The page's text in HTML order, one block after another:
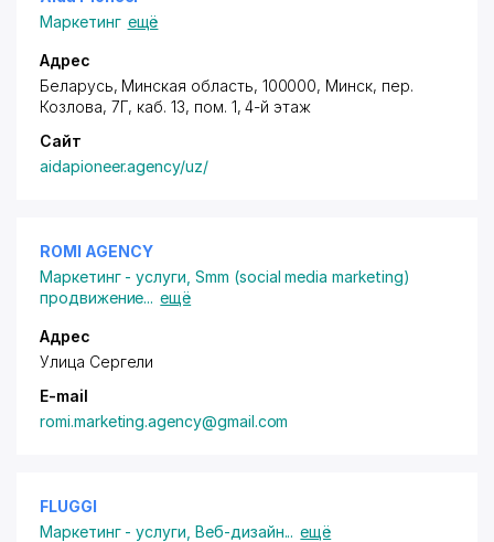
Маркетинг ещё
Адрес
Беларусь, Минская область, 100000, Минск, пер.
Козлова, 7Г, каб. 13, пом. 1, 4-й этаж
Сайт
aidapioneer.agency/uz/
ROMI AGENCY
Маркетинг - услуги ,Smm (social media marketing)
продвижение... ещё
Адрес
Улица Сергели
E-mail
romi.marketing.agency@gmail.com
FLUGGI
Маркетинг - услуги ,Веб-дизайн... ещё